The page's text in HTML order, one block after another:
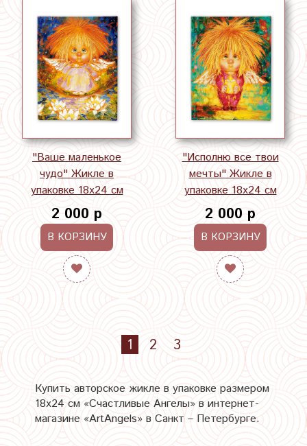
"Ваше маленькое
чудо" Жикле в
упаковке 18х24 см
2 000 р
В КОРЗИНУ
"Исполню все твои
мечты" Жикле в
упаковке 18х24 см
2 000 р
В КОРЗИНУ
1 2 3
Купить авторское жикле в упаковке размером
18х24 см «Счастливые Ангелы» в интернет-
магазине «ArtAngels» в Санкт – Петербурге.